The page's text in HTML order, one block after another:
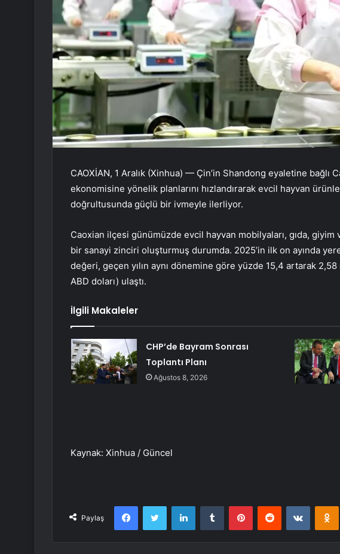
CAOXİAN, 1 Aralık (Xinhua) — Çin’in Shandong eyaletine bağlı
ekonomisine yönelik planlarını hızlandırarak evcil hayvan
doğrultusunda güçlü bir ivmeyle ilerliyor.
Caoxian ilçesi günümüzde evcil hayvan mobilyaları, gıda, giyim
bir sanayi zinciri oluşturmuş durumda. 2025’in ilk on ayında
değeri, geçen yılın aynı dönemine göre yüzde 15,4 artarak
ABD doları) ulaştı.
İlgili Makaleler
CHP’de Bayram Sonrası
Toplantı Planı
Ağustos 8, 2026
Kaynak: Xinhua / Güncel
Paylaş
FacebookTwitter LinkedInTumblr PinterestReddit